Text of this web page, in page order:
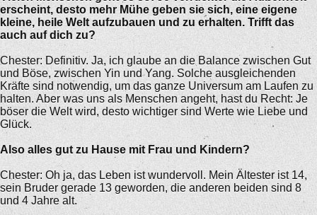
erscheint, desto mehr Mühe geben sie sich, eine eigene
kleine, heile Welt aufzubauen und zu erhalten. Trifft das
auch auf dich zu?
Chester: Definitiv. Ja, ich glaube an die Balance zwischen Gut
und Böse, zwischen Yin und Yang. Solche ausgleichenden
Kräfte sind notwendig, um das ganze Universum am Laufen zu
halten. Aber was uns als Menschen angeht, hast du Recht: Je
böser die Welt wird, desto wichtiger sind Werte wie Liebe und
Glück.
Also alles gut zu Hause mit Frau und Kindern?
Chester: Oh ja, das Leben ist wundervoll. Mein Ältester ist 14,
sein Bruder gerade 13 geworden, die anderen beiden sind 8
und 4 Jahre alt.